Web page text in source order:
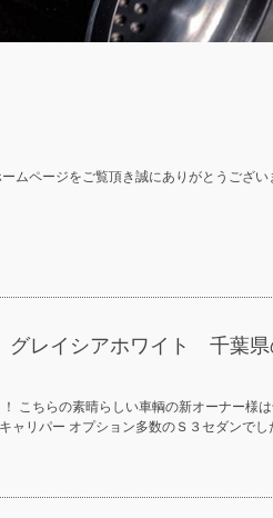
ームページをご覧頂き誠にありがとう
レイシアホワイト 千葉県
こちらの素晴らしい車輌の新オーナー様
ャリパー オプション多数のＳ３セダンでし